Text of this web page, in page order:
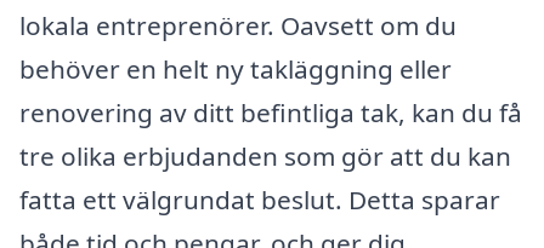
lokala entreprenörer. Oavsett om du
behöver en helt ny takläggning eller
renovering av ditt befintliga tak, kan du få
tre olika erbjudanden som gör att du kan
fatta ett välgrundat beslut. Detta sparar